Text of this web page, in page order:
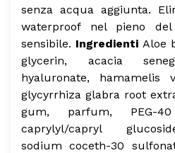
senza acqua aggiunta.
waterproof nel pieno
sensibile. Ingredienti Aloe
glycerin, acacia
hyaluronate, hamamelis
glycyrrhiza glabra root
gum, parfum, PEG-
caprylyl/capryl
sodium coceth-30